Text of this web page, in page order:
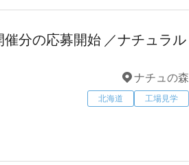
催分の応募開始 ／ナチュラル
ナチュの森
北海道 工場見学